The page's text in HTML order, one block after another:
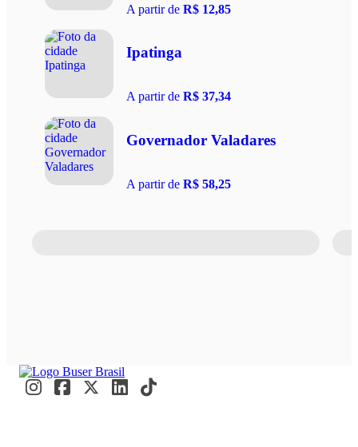
A partir de R$ 12,85
Ipatinga
A partir de R$ 37,34
Governador Valadares
A partir de R$ 58,25